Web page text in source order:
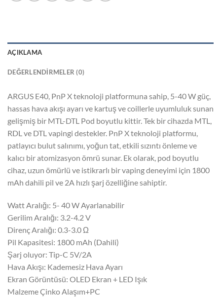
AÇIKLAMA
DEĞERLENDIRMELER (0)
ARGUS E40, PnP X teknoloji platformuna sahip, 5-40 W güç,
hassas hava akışı ayarı ve kartuş ve coillerle uyumluluk sunan
gelişmiş bir MTL-DTL Pod boyutlu kittir. Tek bir cihazda MTL,
RDL ve DTL vapingi destekler. PnP X teknoloji platformu,
patlayıcı bulut salınımı, yoğun tat, etkili sızıntı önleme ve
kalıcı bir atomizasyon ömrü sunar. Ek olarak, pod boyutlu
cihaz, uzun ömürlü ve istikrarlı bir vaping deneyimi için 1800
mAh dahili pil ve 2A hızlı şarj özelliğine sahiptir.
Watt Aralığı: 5- 40 W Ayarlanabilir
Gerilim Aralığı: 3.2-4.2 V
Direnç Aralığı: 0.3-3.0 Ω
Pil Kapasitesi: 1800 mAh (Dahili)
Şarj oluyor: Tip-C 5V/2A
Hava Akışı: Kademesiz Hava Ayarı
Ekran Görüntüsü: OLED Ekran + LED Işık
Malzeme Çinko Alaşım+PC